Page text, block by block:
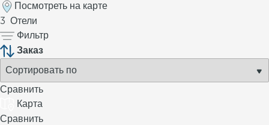
Посмотреть на карте
3 Отели
Фильтр
Заказ
Сравнить
Карта
Сравнить